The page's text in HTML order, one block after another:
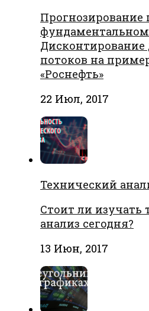
Прогнозирование
фундаментальном
потоков на
«Роснефть»
22 Июл, 2017
Технический
Стоит ли изучать
анализ сегодня?
13 Июн, 2017